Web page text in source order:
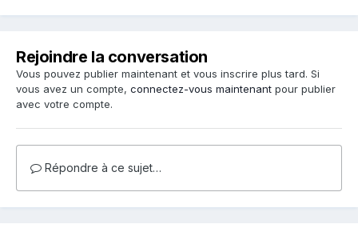
Rejoindre la conversation
Vous pouvez publier maintenant et vous inscrire plus tard. Si
vous avez un compte, connectez-vous maintenant pour publier
avec votre compte.
Répondre à ce sujet…